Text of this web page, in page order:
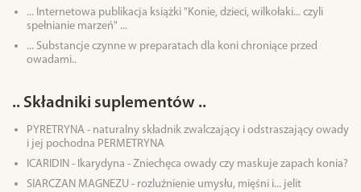
... Internetowa publikacja książki "Konie, dzieci, wilkołaki... czyli
spełnianie marzeń" ...
... Substancje czynne w preparatach dla koni chroniące przed
owadami..
.. Składniki suplementów ..
PYRETRYNA - naturalny składnik zwalczający i odstraszający owady
i jej pochodna PERMETRYNA
ICARIDIN - Ikarydyna - Zniechęca owady czy maskuje zapach konia?
SIARCZAN MAGNEZU - rozluźnienie umysłu, mięśni i... jelit